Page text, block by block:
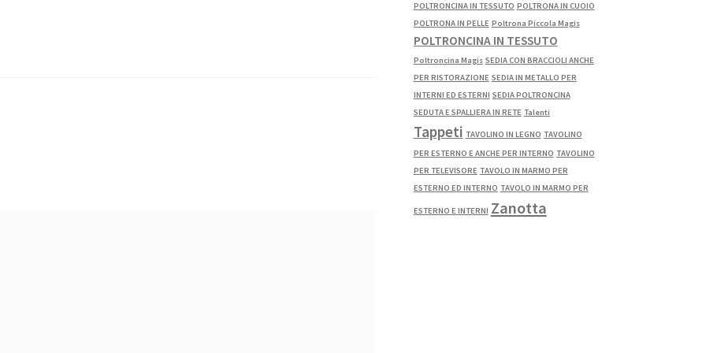
POLTRONCINA IN TESSUTO POLTRONA IN CUOIO
POLTRONA IN PELLE Poltrona Piccola Magis
POLTRONCINA IN TESSUTO
Poltroncina Magis SEDIA CON BRACCIOLI ANCHE
PER RISTORAZIONE SEDIA IN METALLO PER
INTERNI ED ESTERNI SEDIA POLTRONCINA
SEDUTA E SPALLIERA IN RETE Talenti
Tappeti TAVOLINO IN LEGNO TAVOLINO
PER ESTERNO E ANCHE PER INTERNO TAVOLINO
PER TELEVISORE TAVOLO IN MARMO PER
ESTERNO ED INTERNO TAVOLO IN MARMO PER
ESTERNO E INTERNI Zanotta